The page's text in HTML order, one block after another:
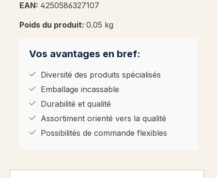
EAN: 4250586327107
Poids du produit: 0.05 kg
Vos avantages en bref:
Diversité des produits spécialisés
Emballage incassable
Durabilité et qualité
Assortiment orienté vers la qualité
Possibilités de commande flexibles